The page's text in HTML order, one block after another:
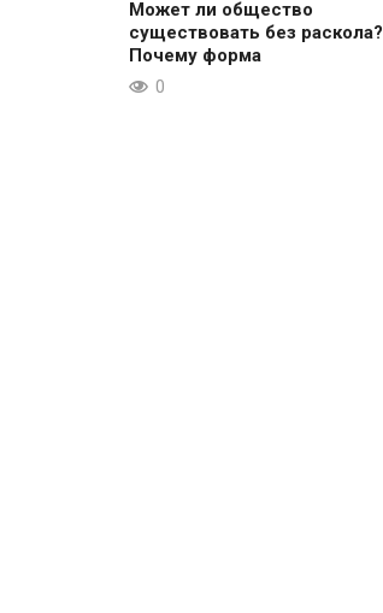
Может ли общество
существовать без раскола?
Почему форма
0